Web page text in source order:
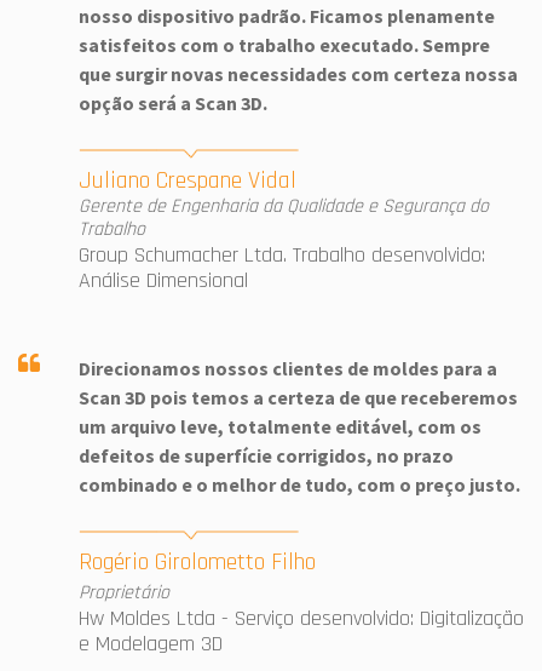
nosso dispositivo padrão. Ficamos plenamente
satisfeitos com o trabalho executado. Sempre
que surgir novas necessidades com certeza nossa
opção será a Scan 3D.
Juliano Crespane Vidal
Gerente de Engenharia da Qualidade e Segurança do
Trabalho
Group Schumacher Ltda. Trabalho desenvolvido:
Análise Dimensional
Direcionamos nossos clientes de moldes para a
Scan 3D pois temos a certeza de que receberemos
um arquivo leve, totalmente editável, com os
defeitos de superfície corrigidos, no prazo
combinado e o melhor de tudo, com o preço justo.
Rogério Girolometto Filho
Proprietário
Hw Moldes Ltda - Serviço desenvolvido: Digitalização
e Modelagem 3D